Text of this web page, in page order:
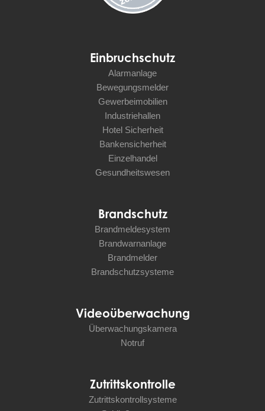
Einbruchschutz
Alarmanlage
Bewegungsmelder
Gewerbeimobilien
Industriehallen
Hotel Sicherheit
Bankensicherheit
Einzelhandel
Gesundheitswesen
Brandschutz
Brandmeldesystem
Brandwarnanlage
Brandmelder
Brandschutzsysteme
Videoüberwachung
Überwachungskamera
Notruf
Zutrittskontrolle
Zutrittskontrollsysteme